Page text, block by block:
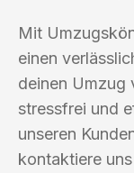
Mit
einen
deinen Umzug
stressfrei und
unseren
kontaktiere